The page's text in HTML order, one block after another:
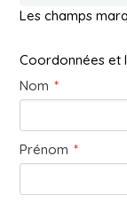
Les champs
Coordonnées et
Nom *
Prénom *